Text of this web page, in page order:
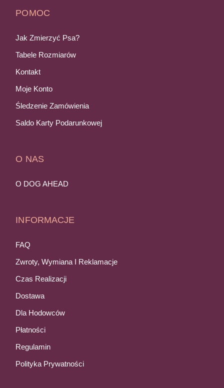
POMOC
Jak Zmierzyć Psa?
Tabele Rozmiarów
Kontakt
Moje Konto
Śledzenie Zamówienia
Saldo Karty Podarunkowej
O NAS
O DOG AHEAD
INFORMACJE
FAQ
Zwroty, Wymiana I Reklamacje
Czas Realizacji
Dostawa
Dla Hodowców
Płatności
Regulamin
Polityka Prywatności